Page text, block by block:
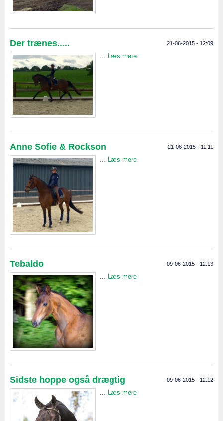
Der trænes..... 21-06-2015 - 12:09
... Læs mere
Anne Sofie & Rockson 21-06-2015 - 11:11
... Læs mere
Tebaldo 09-06-2015 - 12:13
... Læs mere
Sidste hoppe også drægtig 09-06-2015 - 12:12
... Læs mere